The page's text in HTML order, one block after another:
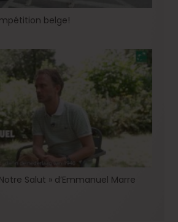
belge!
Salut » d’Emmanuel Marre